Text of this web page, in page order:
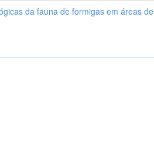
da fauna de formigas em áreas de